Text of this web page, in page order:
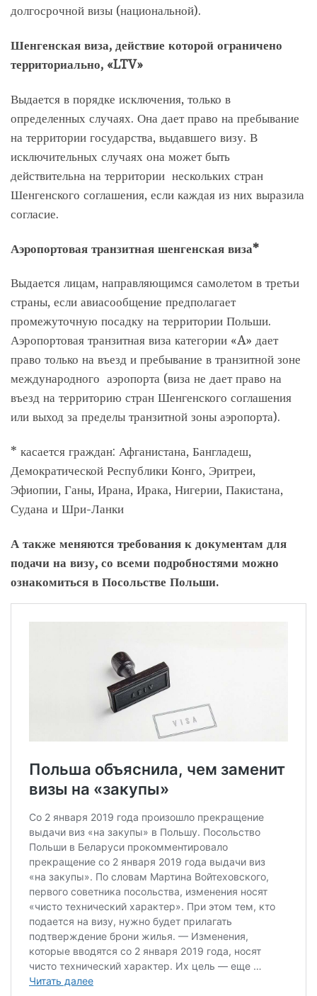
долгосрочной визы (национальной).
Шенгенская виза, действие которой ограничено
территориально, «LTV»
Выдается в порядке исключения, только в
определенных случаях. Она дает право на пребывание
на территории государства, выдавшего визу. В
исключительных случаях она может быть
действительна на территории нескольких стран
Шенгенского соглашения, если каждая из них выразила
согласие.
Аэропортовая транзитная шенгенская виза*
Выдается лицам, направляющимся самолетом в третьи
страны, если авиасообщение предполагает
промежуточную посадку на территории Польши.
Аэропортовая транзитная виза категории «A» дает
право только на въезд и пребывание в транзитной зоне
международного аэропорта (виза не дает право на
въезд на территорию стран Шенгенского соглашения
или выход за пределы транзитной зоны аэропорта).
* касается граждан: Афганистана, Бангладеш,
Демократической Республики Конго, Эритреи,
Эфиопии, Ганы, Ирана, Ирака, Нигерии, Пакистана,
Судана и Шри-Ланки
А также меняются требования к документам для
подачи на визу, со всеми подробностями можно
ознакомиться в Посольстве Польши.